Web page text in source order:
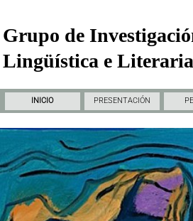
Grupo de
Lingüística e
INICIO PRESENTACIÓN